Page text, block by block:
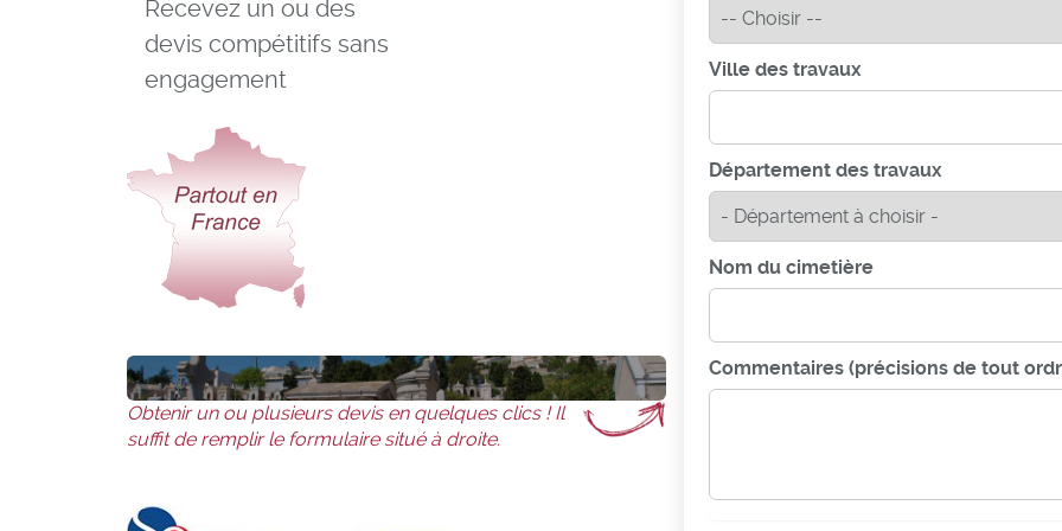
Recevez un ou des
devis compétitifs sans
engagement
Obtenir un ou plusieurs devis en quelques clics ! Il
suffit de remplir le formulaire situé à droite.
Ville des travaux
Département des travaux
Nom du cimetière
Commentaires (précisions de tout